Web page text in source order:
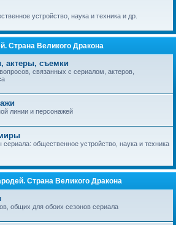
устройство, наука и техника и др.
Страна Великого Дракона
актеры, съемки
связанных с сериалом, актеров,
линии и персонажей
общественное устройство, наука и техника
Страна Великого Дракона
общих для обоих сезонов сериала